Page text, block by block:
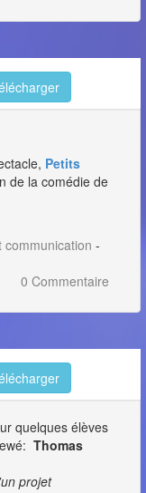
Petits
de la comédie de
-
0 Commentaire
quelques élèves
Thomas
projet